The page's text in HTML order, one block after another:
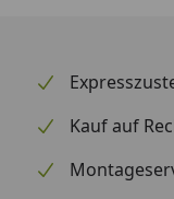
Kauf auf